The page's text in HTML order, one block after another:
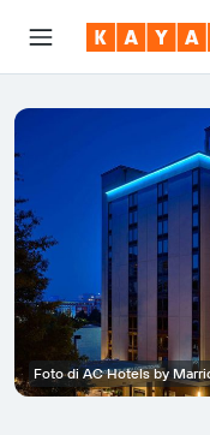
Foto di AC Hotels by